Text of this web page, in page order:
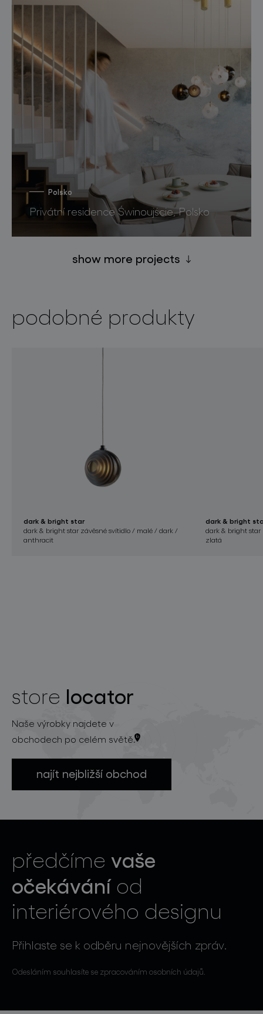
Polsko
Privátní residence Świnoujście, Polsko
show more projects
podobné produkty
dark & bright star
dark & bright star závěsné svítidlo / malé / dark /
anthracit
dark & bright
dark & bright
zlatá
store locator
Naše výrobky najdete v
obchodech po celém světě.
najít nejbližší obchod
předčíme vaše
očekáváníod
interiérového designu
Přihlaste se k odběru nejnovějších zpráv.
Odesláním souhlasíte se zpracováním osobních údajů.